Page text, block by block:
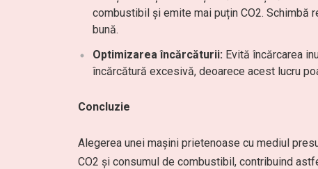
combustibil și emite mai puțin CO2. Schimbă
bună.
Optimizarea încărcăturii: Evită încărcarea
încărcătură excesivă, deoarece acest lucru
Concluzie
Alegerea unei mașini prietenoase cu mediul
CO2 și consumul de combustibil, contribuind